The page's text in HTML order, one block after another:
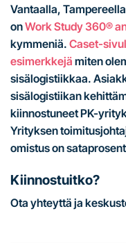
Vantaalla,
onWork Study 360®
kymmeniä. Caset-
esimerkkejä miten
sisälogistiikkaa.
sisälogistiikan
kiinnostuneet PK-
Yrityksen
omistus on
Kiinnostuitko?
Ota yhteyttä ja